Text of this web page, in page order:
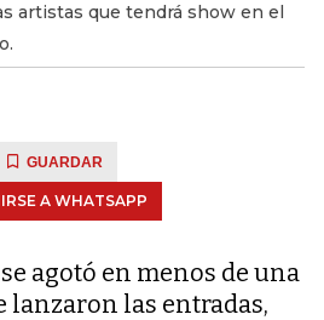
artistas que tendrá show en el
GUARDAR
A WHATSAPP
agotó en menos de una
lanzaron las entradas,